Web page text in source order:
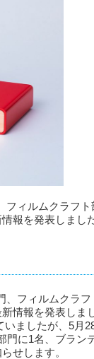
フィルムクラフ
報を発表しました
、フィルムクラ
情報を発表しま
ましたが、5月
に1名、ブラン
せします。